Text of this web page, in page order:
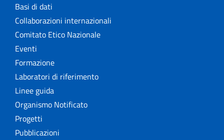
Basi di dati
Collaborazioni internazionali
Comitato Etico Nazionale
Eventi
Formazione
Laboratori di riferimento
Linee guida
Organismo Notificato
Progetti
Pubblicazioni